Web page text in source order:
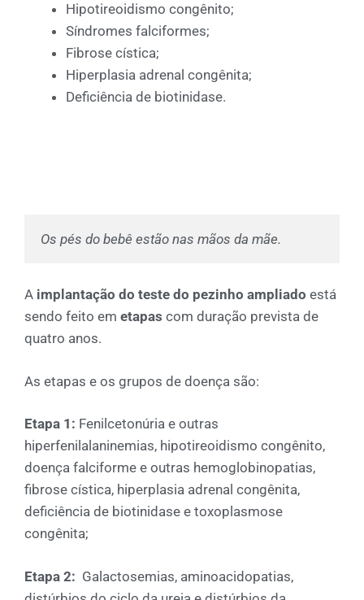
Hipotireoidismo congênito;
Síndromes falciformes;
Fibrose cística;
Hiperplasia adrenal congênita;
Deficiência de biotinidase.
Os pés do bebê estão nas mãos da mãe.
A implantação do teste do pezinho ampliado está
sendo feito em etapas com duração prevista de
quatro anos.
As etapas e os grupos de doença são:
Etapa 1: Fenilcetonúria e outras
hiperfenilalaninemias, hipotireoidismo congênito,
doença falciforme e outras hemoglobinopatias,
fibrose cística, hiperplasia adrenal congênita,
deficiência de biotinidase e toxoplasmose
congênita;
Etapa 2: Galactosemias, aminoacidopatias,